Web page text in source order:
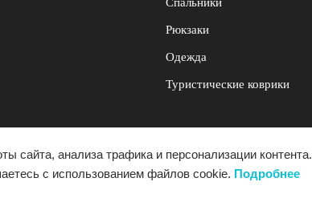
Рюкзаки
Одежда
Туристические коврики
сайта, анализа трафика и персонализации контента.
с использованием файлов cookie. Подробнее